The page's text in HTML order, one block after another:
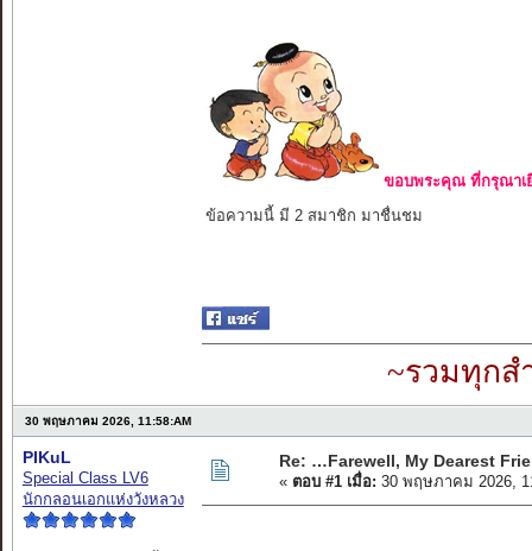
ขอบพระคุณ ที่กรุณาเ
ข้อความนี้ มี 2 สมาชิก มาชื่นชม
~รวมทุกส
30 พฤษภาคม 2026, 11:58:AM
PIKuL
Special Class LV6
นักกลอนเอกแห่งวังหลวง
Re: …Farewell, My Dearest
« ตอบ #1 เมื่อ: 30 พฤษภาคม 2026,